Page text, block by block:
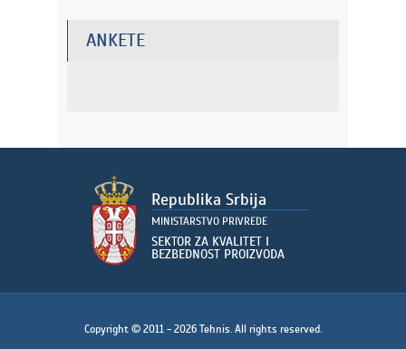
ANKETE
Copyright © 2011 - 2026 Tehnis. All rights reserved.